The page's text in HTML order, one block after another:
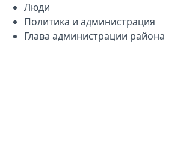
Люди
Политика и администрация
Глава администрации района